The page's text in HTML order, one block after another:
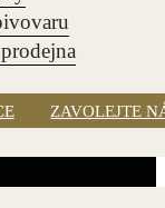
ZAVOLEJTE